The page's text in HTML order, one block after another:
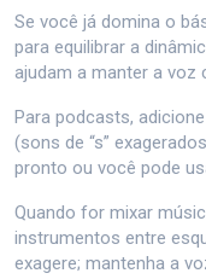
Se você já domina o
para equilibrar a
ajudam a manter a voz
Para podcasts,
(sons de “s”
pronto ou você pode
Quando for mixar
instrumentos entre
exagere; mantenha a